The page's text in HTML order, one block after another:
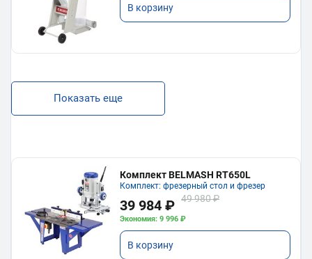
В корзину
Показать еще
Комплект BELMASH RT650L
Комплект: фрезерный стол и фрезер
39 984 ₽ 49 980 ₽
Экономия: 9 996 ₽
В корзину